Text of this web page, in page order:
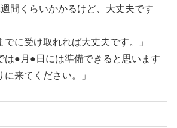
週間くらいかかるけど、大丈夫です
に受け取れれば大丈夫です。」
は●月●日には準備できると思います
来てください。」